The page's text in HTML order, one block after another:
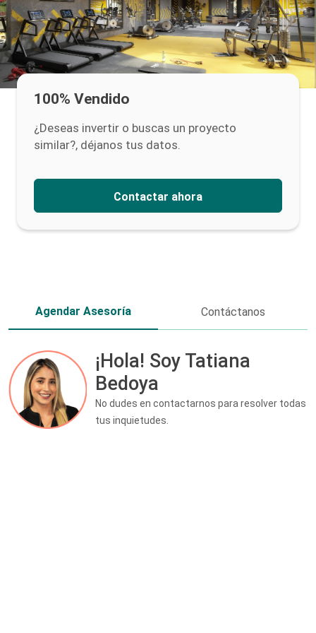
100% Vendido
¿Deseas invertir o buscas un proyecto
similar?, déjanos tus datos.
Contactar ahora
Agendar Asesoría Contáctanos
¡Hola! Soy Tatiana
Bedoya
No dudes en contactarnos para resolver todas
tus inquietudes.